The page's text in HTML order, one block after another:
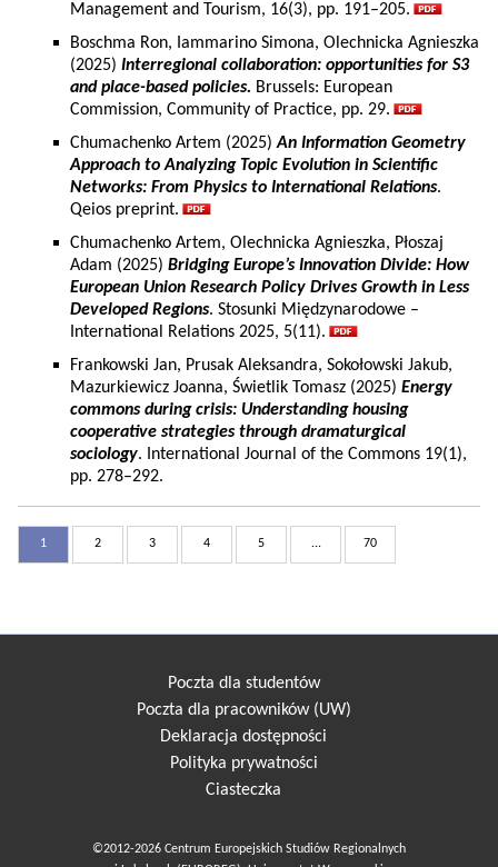
Management and Tourism, 16(3), pp. 191–205.
Boschma Ron, Iammarino Simona, Olechnicka Agnieszka
(2025) Interregional collaboration: opportunities for S3
and place-based policies. Brussels: European
Commission, Community of Practice, pp. 29.
Chumachenko Artem (2025)An Information Geometry
Approach to Analyzing Topic Evolution in Scientific
Networks: From Physics to International Relations.
Qeios preprint.
Chumachenko Artem, Olechnicka Agnieszka, Płoszaj
Adam (2025) Bridging Europe’s Innovation Divide: How
European Union Research Policy Drives Growth in Less
Developed Regions. Stosunki Międzynarodowe –
International Relations 2025, 5(11).
Frankowski Jan, Prusak Aleksandra, Sokołowski Jakub,
Mazurkiewicz Joanna, Świetlik Tomasz (2025) Energy
commons during crisis: Understanding housing
cooperative strategies through dramaturgical
sociology. International Journal of the Commons 19(1),
pp. 278–292.
1 2 3 4 5 ... 70
Poczta dla studentów
Poczta dla pracowników (UW)
Deklaracja dostępności
Polityka prywatności
Ciasteczka
©2012-2026 Centrum Europejskich Studiów Regionalnych